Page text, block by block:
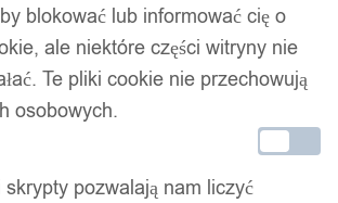
blokować lub informować cię o
ale niektóre części witryny nie
Te pliki cookie nie przechowują
osobowych.
pozwalają nam liczyć